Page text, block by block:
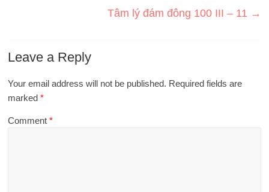
Tâm lý đám đông 100 III – 11 →
Leave a Reply
Your email address will not be published. Required fields are
marked*
Comment*